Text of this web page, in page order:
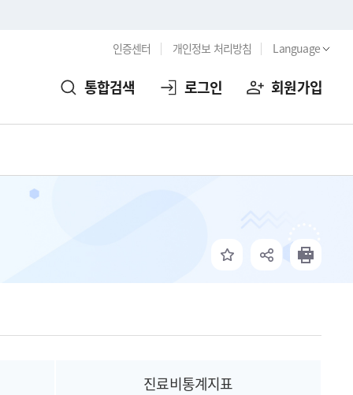
인증센터 개인정보 처리방침 Language
통합검색 로그인 회원가입
진료비통계지표